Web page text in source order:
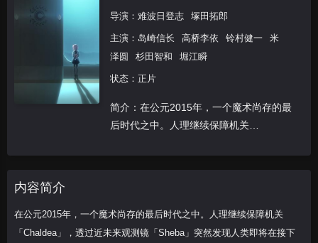
导演： 难波日登志 塚田拓郎
主演： 岛崎信长 高桥李依 铃村健一
米
泽圆
杉田智和 堀江瞬
状态：正片
简介：在公元2015年，一个魔术尚存的最
后时代之中。人理继续保障机关
内容简介
在公元2015年，一个魔术尚存的最后时代之中。人理继续保障机关
「Chaldea」，透过近未来观测镜「Sheba」突然发现人类即将在接下